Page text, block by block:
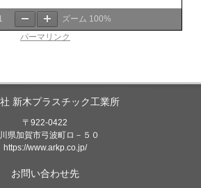
ズーム 100%
パーマリンク
新木プラスチック工業所
〒922-0422
県加賀市弓波町ロ－５０
https://www.arkp.co.jp/
お問い合わせ先